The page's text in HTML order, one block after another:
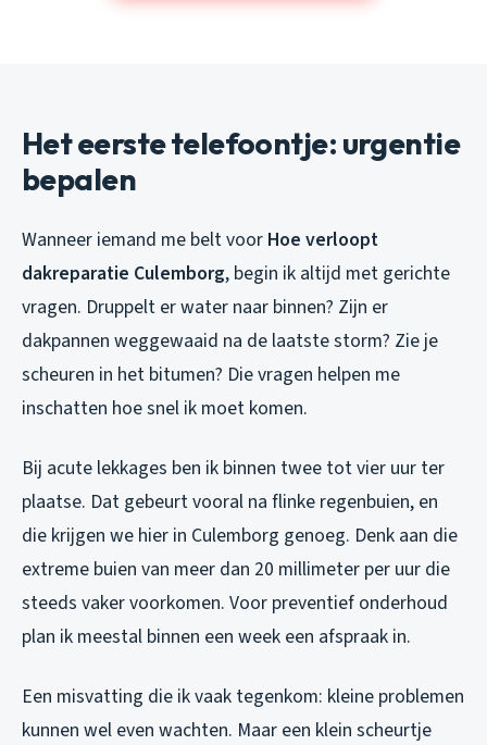
Het eerste telefoontje: urgentie
bepalen
Wanneer iemand me belt voor Hoe verloopt
dakreparatie Culemborg, begin ik altijd met gerichte
vragen. Druppelt er water naar binnen? Zijn er
dakpannen weggewaaid na de laatste storm? Zie je
scheuren in het bitumen? Die vragen helpen me
inschatten hoe snel ik moet komen.
Bij acute lekkages ben ik binnen twee tot vier uur ter
plaatse. Dat gebeurt vooral na flinke regenbuien, en
die krijgen we hier in Culemborg genoeg. Denk aan die
extreme buien van meer dan 20 millimeter per uur die
steeds vaker voorkomen. Voor preventief onderhoud
plan ik meestal binnen een week een afspraak in.
Een misvatting die ik vaak tegenkom: kleine problemen
kunnen wel even wachten. Maar een klein scheurtje